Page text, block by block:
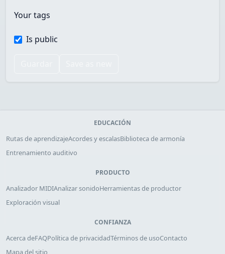
Your tags
Is public
EDUCACIÓN
Rutas de aprendizajeAcordes y escalasBiblioteca de armonía
Entrenamiento auditivo
PRODUCTO
Analizador MIDIAnalizar sonidoHerramientas de productor
Exploración visual
CONFIANZA
Acerca deFAQPolítica de privacidadTérminos de usoContacto
Mapa del sitio